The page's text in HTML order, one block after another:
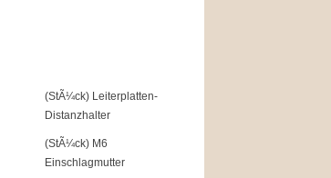
(StÃ¼ck) Leiterplatten-
Distanzhalter
(StÃ¼ck) M6
Einschlagmutter